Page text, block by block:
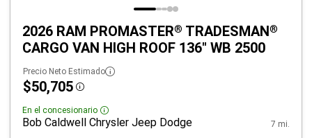
2026 RAM PROMASTER® TRADESMAN®
CARGO VAN HIGH ROOF 136" WB 2500
Precio Neto Estimado
$50,705 Disclosure
En el concesionario Disclosure
Bob Caldwell Chrysler Jeep Dodge 7 mi.